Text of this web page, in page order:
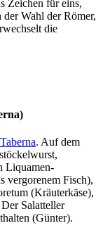
Zeichen für eins,
Wahl der Römer,
die
Taberna. Auf dem
Liquamen-
vergorenem Fisch),
(Kräuterkäse),
Salatteller
(Günter).